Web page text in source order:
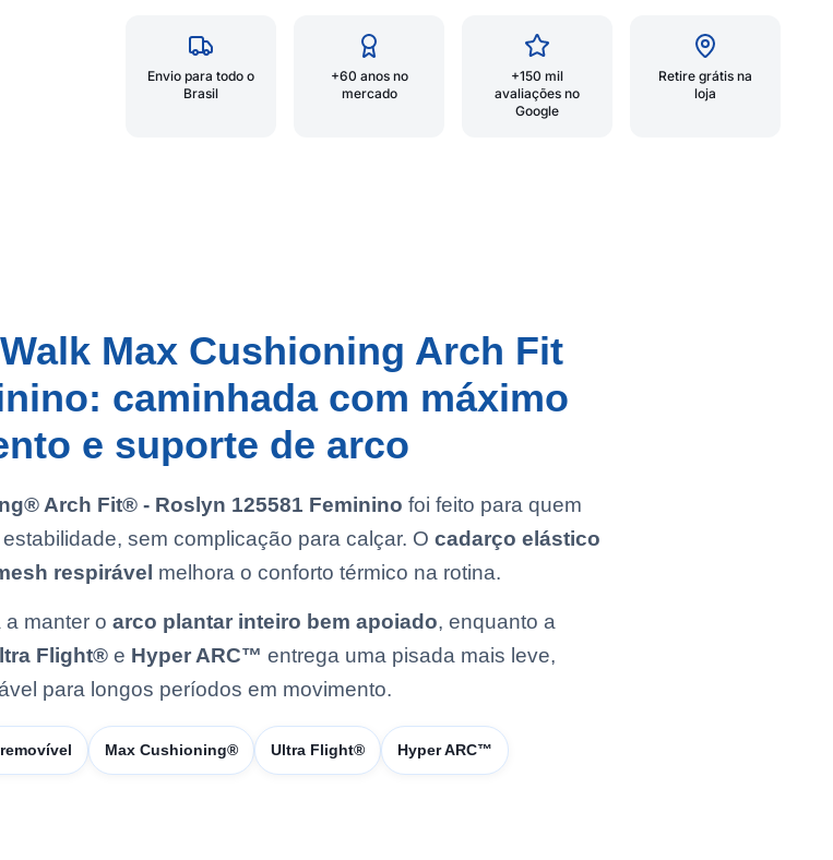
Envio para todo o
Brasil
+60 anos no
mercado
+150 mil
avaliações no
Google
Retire grátis na
loja
Max Cushioning Arch Fit
caminhada com máximo
e suporte de arco
Arch Fit® - Roslyn 125581 Feminino foi feito para quem
sem complicação para calçar. O cadarço elástico
respirável melhora o conforto térmico na rotina.
a manter o arco plantar inteiro bem apoiado, enquanto a
Flight® e Hyper ARC™ entrega uma pisada mais leve,
para longos períodos em movimento.
Max Cushioning® Ultra Flight® Hyper ARC™